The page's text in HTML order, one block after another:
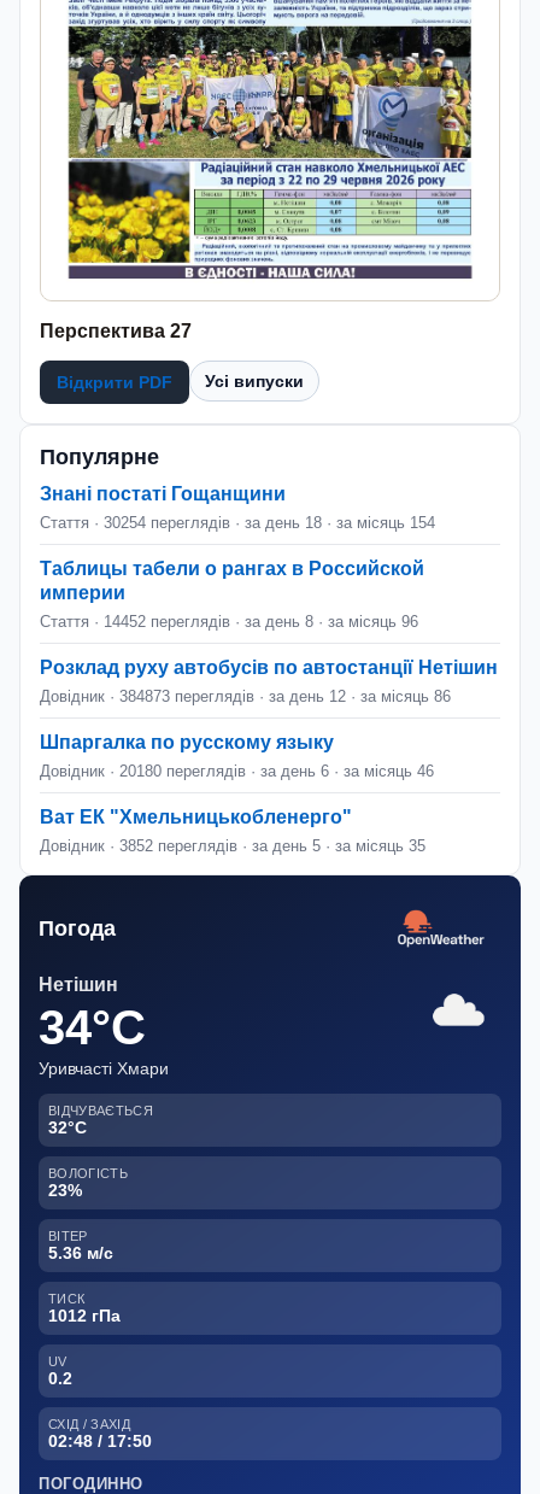
Перспектива 27
Відкрити PDF Усі випуски
Популярне
Знані постаті Гощанщини
Стаття · 30254 переглядів · за день 18 · за місяць 154
Таблицы табели о рангах в Российской
империи
Стаття · 14452 переглядів · за день 8 · за місяць 96
Розклад руху автобусів по автостанції Нетішин
Довідник · 384873 переглядів · за день 12 · за місяць 86
Шпаргалка по русскому языку
Довідник · 20180 переглядів · за день 6 · за місяць 46
Ват ЕК "Хмельницькобленерго"
Довідник · 3852 переглядів · за день 5 · за місяць 35
Погода
Нетішин
34°C
Уривчасті Хмари
ВІДЧУВАЄТЬСЯ
32°C
ВОЛОГІСТЬ
23%
ВІТЕР
5.36 м/с
ТИСК
1012 гПа
UV
0.2
СХІД / ЗАХІД
02:48 / 17:50
ПОГОДИННО